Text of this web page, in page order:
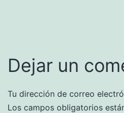
Dejar un
Tu dirección de correo
Los campos obligatorios